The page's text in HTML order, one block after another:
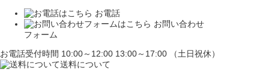
お電話
お問い合わせ
フォーム
お電話受付時間 10:00～12:00 13:00～17:00 （土日祝休）
送料について